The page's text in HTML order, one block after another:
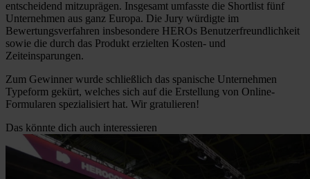
entscheidend mitzuprägen. Insgesamt umfasste die Shortlist fünf
Unternehmen aus ganz Europa. Die Jury würdigte im
Bewertungsverfahren insbesondere HEROs Benutzerfreundlichkeit
sowie die durch das Produkt erzielten Kosten- und
Zeiteinsparungen.
Zum Gewinner wurde schließlich das spanische Unternehmen
Typeform gekürt, welches sich auf die Erstellung von Online-
Formularen spezialisiert hat. Wir gratulieren!
Das könnte dich auch interessieren